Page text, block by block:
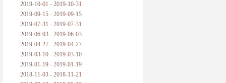
2019-10-01 - 2019-10-31
2019-09-15 - 2019-09-15
2019-07-31 - 2019-07-31
2019-06-03 - 2019-06-03
2019-04-27 - 2019-04-27
2019-03-10 - 2019-03-10
2019-01-19 - 2019-01-19
2018-11-03 - 2018-11-21